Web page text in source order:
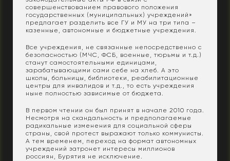
совершенствованием правового положения
государственных (муниципальных) учреждений»
предлагает разделить все ГУ и МУ на три типа –
казенные, автономные и бюджетные учреждения.
Все учреждения, не связанные непосредственно с
безопасностью (МЧС, ФСБ, военные, тюрьмы и т.д.)
станут самостоятельными единицами,
зарабатывающими сами себе на хлеб. А это
школы, больницы, библиотеки, реабилитационные
центры для инвалидов и т.д., то есть учреждения
ныне полностью зависимые от бюджета.
В первом чтении он был принят в начале 2010 года.
Несмотря на скандальность и предполагаемые
радикальные изменения для социальной сферы
страны, свой протест выражают только коммунисты.
А тем временем, переход на формат автономных
учреждений затронет интересы миллионов
россиян, Бурятия не исключение.